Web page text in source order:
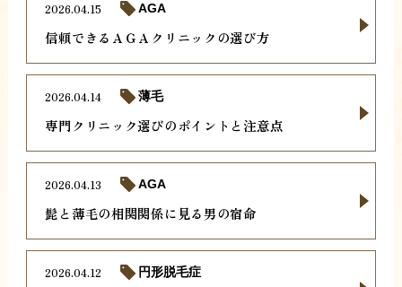
信頼できるＡＧＡクリニックの選び方
2026.04.15 AGA
専門クリニック選びのポイントと注意点
2026.04.14 薄毛
髭と薄毛の相関関係に見る男の宿命
2026.04.13 AGA
2026.04.12 円形脱毛症